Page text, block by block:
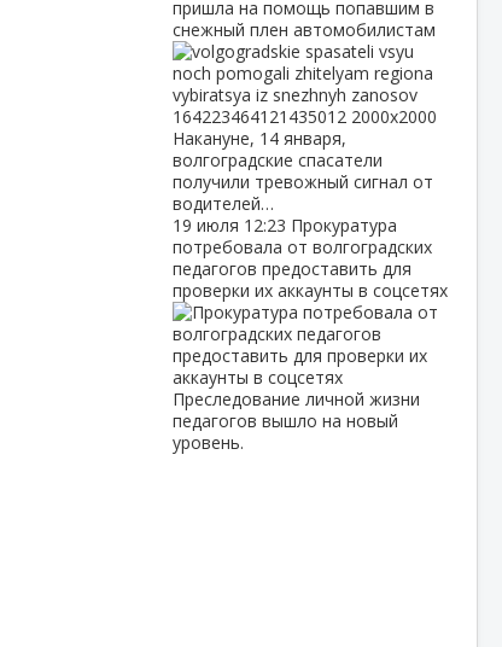
пришла на помощь попавшим в
снежный плен автомобилистам
Накануне, 14 января,
волгоградские спасатели
получили тревожный сигнал от
водителей…
19 июля 12:23 Прокуратура
потребовала от волгоградских
педагогов предоставить для
проверки их аккаунты в соцсетях
Преследование личной жизни
педагогов вышло на новый
уровень.